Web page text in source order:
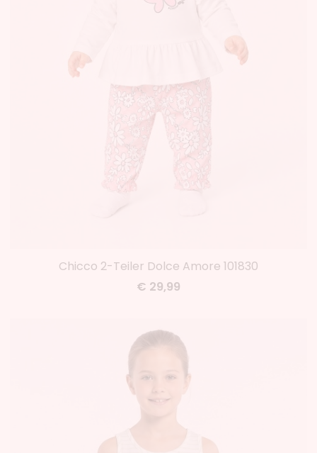
Chicco 2-Teiler Dolce Amore 101830
€ 29,99